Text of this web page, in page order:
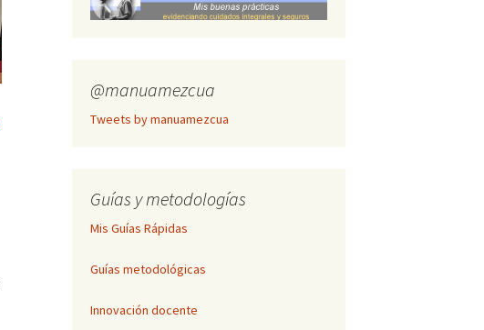
@manuamezcua
Tweets by manuamezcua
Guías y metodologías
Mis Guías Rápidas
Guías metodológicas
Innovación docente